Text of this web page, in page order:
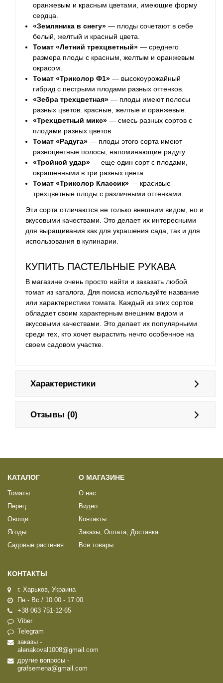
оранжевым и красным цветами, имеющие форму
сердца.
«Земляника в снегу» — плоды сочетают в себе
белый, желтый и красный цвета.
Томат «Летний трехцветный» — среднего
размера плоды с красным, желтым и оранжевым
окрасом.
Томат «Триколор Ф1» — высокоурожайный
гибрид с пестрыми плодами разных оттенков.
«Зебра трехцветная» — плоды имеют полосы
разных цветов: красные, желтые и оранжевые.
«Трехцветный микс» — смесь разных сортов с
плодами разных цветов.
Томат «Радуга» — плоды этого сорта имеют
разноцветные полосы, напоминающие радугу.
«Тройной удар» — еще один сорт с плодами,
окрашенными в три разных цвета.
Томат «Триколор Классик» — красивые
трехцветные плоды с различными оттенками.
Эти сорта отличаются не только внешним видом, но и
вкусовыми качествами. Это делает их интересными
для выращивания как для украшения сада, так и для
использования в кулинарии.
КУПИТЬ ПАСТЕЛЬНЫЕ РУКАВА
В магазине очень просто найти и заказать любой
томат из каталога. Для поиска используйте название
или характеристики томата. Каждый из этих сортов
обладает своим характерным внешним видом и
вкусовыми качествами. Это делает их популярными
среди тех, кто хочет вырастить нечто особенное на
своем садовом участке.
Характеристики
Отзывы (0)
КАТАЛОГ
Томаты
Перец
Овощи
Ягоды
Садовые растения
О МАГАЗИНЕ
О нас
Видео
Контакты
Заказы, Оплата, Доставка
Все товары
КОНТАКТЫ
г. Харьков, Украина
Пн - Вс / 10:00 - 17:00
+38 063 751-12-65
Viber
Telegram
заказы -
alenakoval1008@gmail.com
другие вопросы -
grafsemena@gmail.com